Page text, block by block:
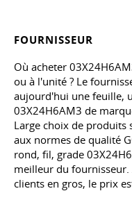
FOURNISSEUR
Où acheter
ou à l'unité ? Le
aujourd'hui une feuille,
03Х24Н6АМ3 de
Large choix de produits
aux normes de qualité
rond, fil, grade
meilleur du
clients en gros, le prix